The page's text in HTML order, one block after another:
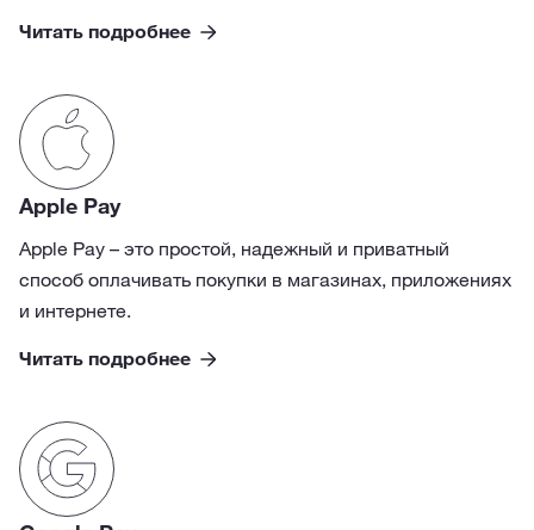
Читать подробнее
Apple Pay
Apple Pay – это простой, надежный и приватный
способ оплачивать покупки в магазинах, приложениях
и интернете.
Читать подробнее